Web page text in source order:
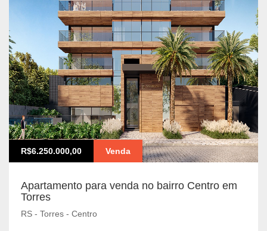
R$6.250.000,00 Venda
Apartamento para venda no bairro Centro em
Torres
RS - Torres - Centro